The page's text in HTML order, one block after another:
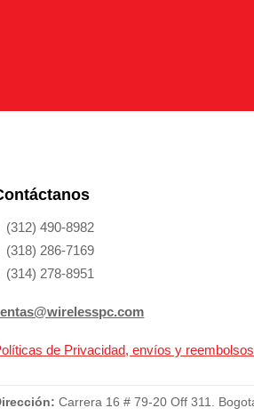
(312) 490-8982
(318) 286-7169
(314) 278-8951
de Privacidad, envíos y reembolsos
Carrera 16 # 79-20 Off 311.